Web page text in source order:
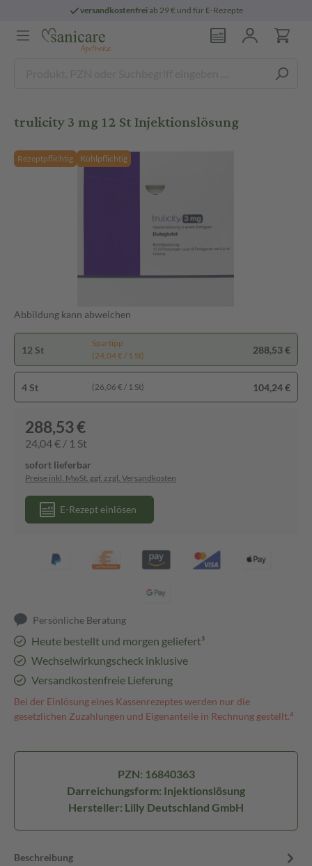
versandkostenfreiab 29 € und für E-Rezepte
trulicity 3 mg 12 St Injektionslösung
Rezeptpflichtig Kühlpflichtig
Abbildung kann abweichen
12 St
Spartipp
(24,04 € / 1 St)
288,53 €
4 St (26,06 € / 1 St) 104,24 €
288,53 €
24,04 € / 1 St
sofort lieferbar
Preise inkl. MwSt. ggf. zzgl. Versandkosten
E-Rezept einlösen
Persönliche Beratung
Heute bestellt und morgen geliefert³
Wechselwirkungscheck inklusive
Versandkostenfreie Lieferung
Bei der Einlösung eines Kassenrezeptes werden nur die
gesetzlichen Zuzahlungen und Eigenanteile in Rechnung gestellt.⁴
PZN: 16840363
Darreichungsform: Injektionslösung
Hersteller: Lilly Deutschland GmbH
Beschreibung